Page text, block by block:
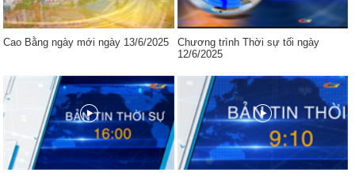
Cao Bằng ngày mới ngày 13/6/2025
Chương trình Thời sự tối ngày
12/6/2025